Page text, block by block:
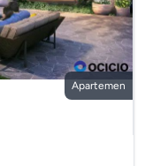
Apartemen